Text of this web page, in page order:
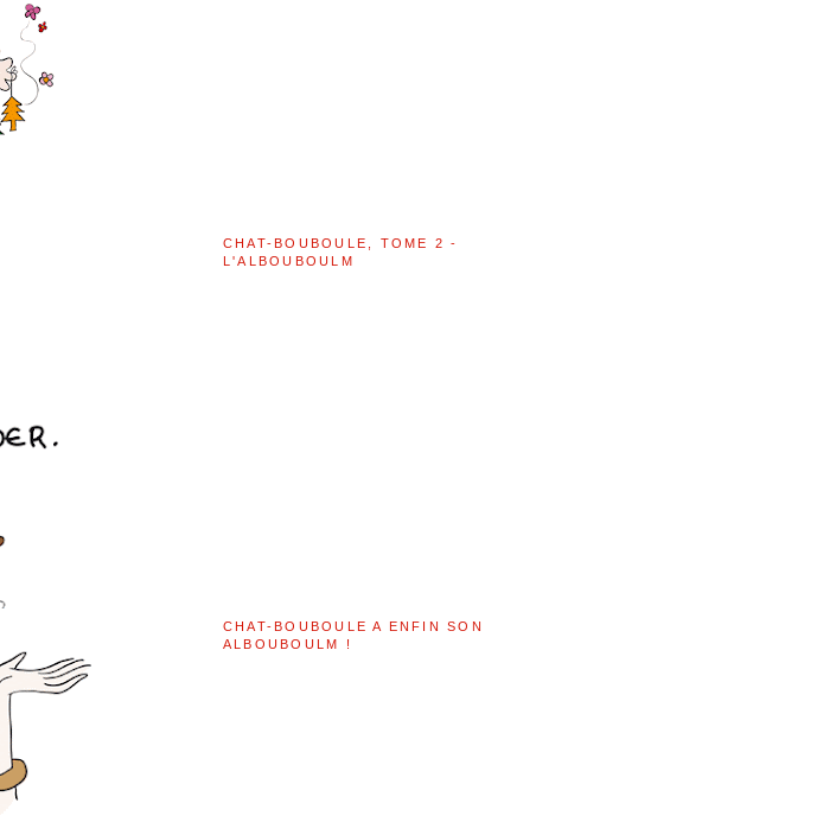
CHAT-BOUBOULE, TOME 2 -
L'ALBOUBOULM
CHAT-BOUBOULE A ENFIN SON
ALBOUBOULM !